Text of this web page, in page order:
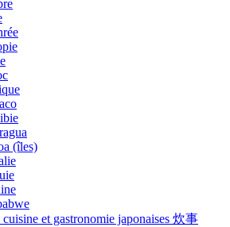
(îles)
et gastronomie japonaises 炊事